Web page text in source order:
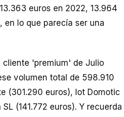
euros en 2022, 13.964
en lo que parecía ser una
cliente 'premium' de Julio
volumen total de 598.910
(301.290 euros), Iot Domotic
(141.772 euros). Y recuerda